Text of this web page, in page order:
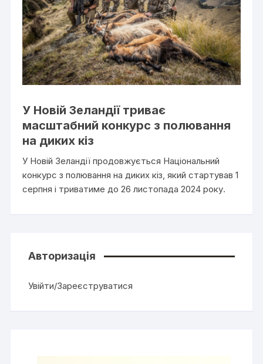
У Новій Зеландії триває
масштабний конкурс з полювання
на диких кіз
У Новій Зеландії продовжується Національний
конкурс з полювання на диких кіз, який стартував 1
серпня і триватиме до 26 листопада 2024 року.
Авторизація
Увійти/Зареєструватися